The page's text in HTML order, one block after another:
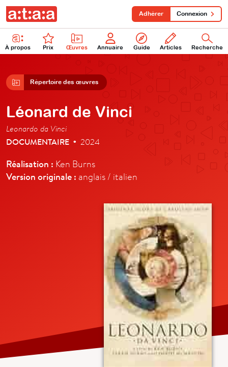
À propos Prix Œuvres Annuaire Guide Articles Recherche
Adhérer Connexion
Répertoire des œuvres
Léonard de Vinci
Leonardo da Vinci
DOCUMENTAIRE • 2024
Réalisation : Ken Burns
Version originale : anglais / italien